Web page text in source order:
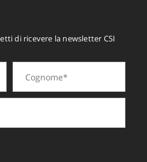
di ricevere la newsletter CSI